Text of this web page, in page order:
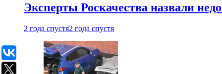
Эксперты Роскачества назвали
2 года спустя2 года спустя